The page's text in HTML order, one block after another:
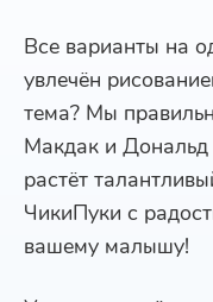
Все варианты на
увлечён
тема? Мы
Макдак и Дональд
растёт
ЧикиПуки с
вашему малышу!